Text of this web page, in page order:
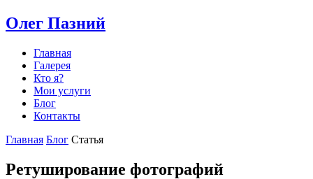
Олег Пазний
Главная
Галерея
Кто я?
Мои услуги
Блог
Контакты
Главная Блог Статья
Ретуширование фотографий